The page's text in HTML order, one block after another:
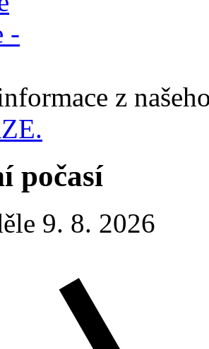
z
počasí
9. 8. 2026